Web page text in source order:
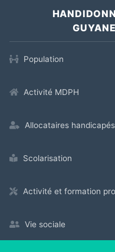
GUYANE
Population
Activité MDPH
Allocataires handicapés
Scolarisation
Activité et formation
Vie sociale